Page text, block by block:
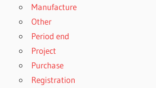
Manufacture
Other
Period end
Project
Purchase
Registration